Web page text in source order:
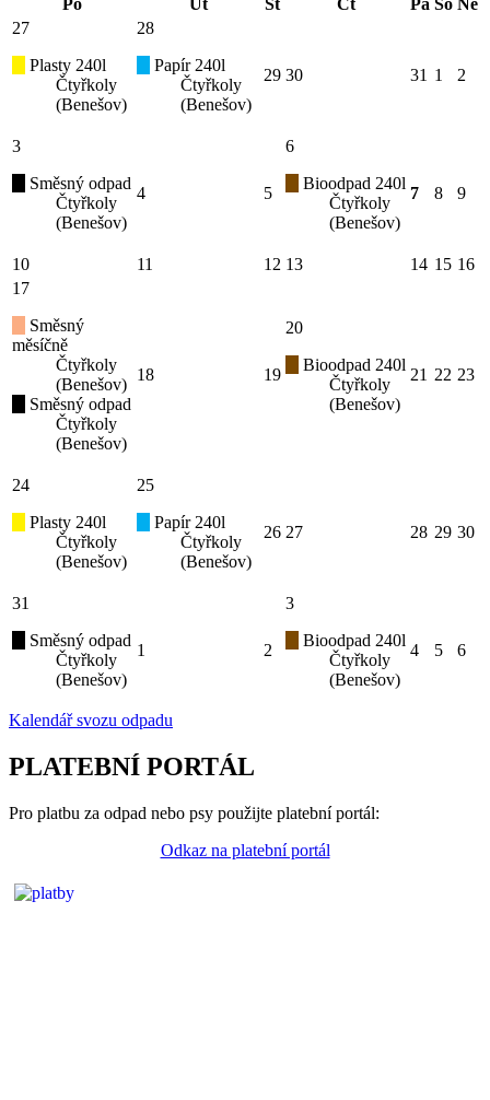
Po Út St Čt Pá So Ne
27
Plasty 240l
Čtyřkoly
(Benešov)
28
Papír 240l
Čtyřkoly
(Benešov)
29 30 31 1 2
3
Směsný odpad
Čtyřkoly
(Benešov)
4 5
6
Bioodpad 240l
Čtyřkoly
(Benešov)
7 8 9
10 11 12 13 14 15 16
17
Směsný
měsíčně
Čtyřkoly
(Benešov)
Směsný odpad
Čtyřkoly
(Benešov)
18 19
20
Bioodpad 240l
Čtyřkoly
(Benešov)
21 22 23
24
Plasty 240l
Čtyřkoly
(Benešov)
25
Papír 240l
Čtyřkoly
(Benešov)
26 27 28 29 30
31
Směsný odpad
Čtyřkoly
(Benešov)
1 2
3
Bioodpad 240l
Čtyřkoly
(Benešov)
4 5 6
Kalendář svozu odpadu
PLATEBNÍ PORTÁL
Pro platbu za odpad nebo psy použijte platební portál:
Odkaz na platební portál